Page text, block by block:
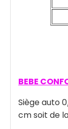
BEBE
Siège auto
cm soit de